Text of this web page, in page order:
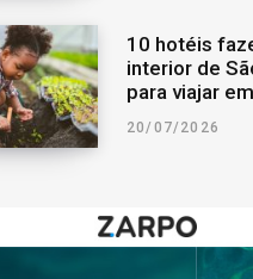
10 hotéis
interior de
para viajar
20/07/2026